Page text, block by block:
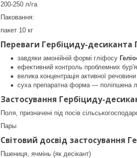
200-250 л/га
Паковання:
пакет 10 кг
Переваги Гербіциду-десиканта
завдяки амонійній формі гліфосу
ефективний контроль проблемних
велика концентрація активної
суха препаратна форма — поліпшена
Застосування Гербіциду-
Поля, призначені під посів
Пары
Світовий досвід застосування
Пшениця, ячмінь (як десікант)